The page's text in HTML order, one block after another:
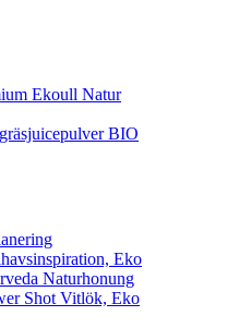
Ekoull Natur
BIO
Eko
Naturhonung
Shot Vitlök, Eko